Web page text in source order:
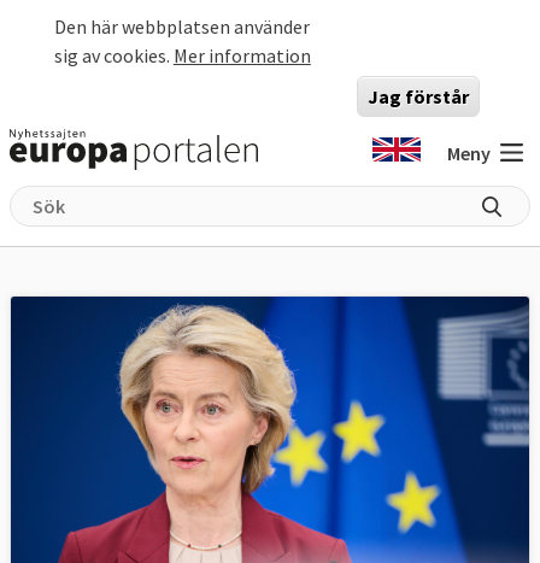
Den här webbplatsen använder
sig av cookies. Mer information
Jag förstår
Meny